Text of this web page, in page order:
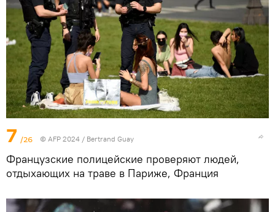
7 /26 © AFP 2024 / Bertrand Guay
Французские полицейские проверяют людей,
отдыхающих на траве в Париже, Франция